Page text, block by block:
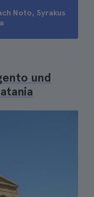
Noto, Syrakus
und